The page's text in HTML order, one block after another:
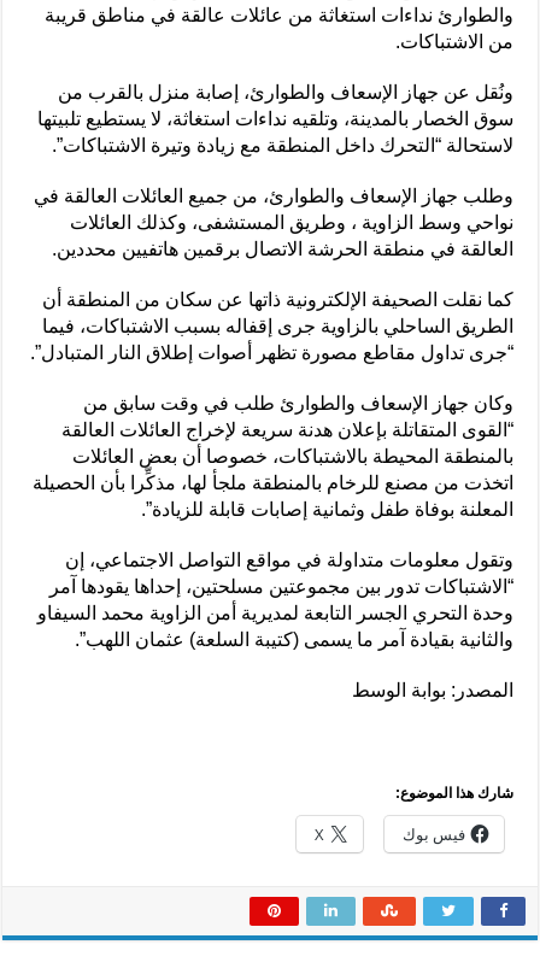
والطوارئ نداءات استغاثة من عائلات عالقة في مناطق قريبة
من الاشتباكات.
ونُقل عن جهاز الإسعاف والطوارئ، إصابة منزل بالقرب من
سوق الخصار بالمدينة، وتلقيه نداءات استغاثة، لا يستطيع تلبيتها
لاستحالة “التحرك داخل المنطقة مع زيادة وتيرة الاشتباكات”.
وطلب جهاز الإسعاف والطوارئ، من جميع العائلات العالقة في
نواحي وسط الزاوية ، وطريق المستشفى، وكذلك العائلات
العالقة في منطقة الحرشة الاتصال برقمين هاتفيين محددين.
كما نقلت الصحيفة الإلكترونية ذاتها عن سكان من المنطقة أن
الطريق الساحلي بالزاوية جرى إقفاله بسبب الاشتباكات، فيما
“جرى تداول مقاطع مصورة تظهر أصوات إطلاق النار المتبادل”.
وكان جهاز الإسعاف والطوارئ طلب في وقت سابق من
“القوى المتقاتلة بإعلان هدنة سريعة لإخراج العائلات العالقة
بالمنطقة المحيطة بالاشتباكات، خصوصا أن بعض العائلات
اتخذت من مصنع للرخام بالمنطقة ملجأ لها، مذكِّرا بأن الحصيلة
المعلنة بوفاة طفل وثمانية إصابات قابلة للزيادة”.
وتقول معلومات متداولة في مواقع التواصل الاجتماعي، إن
“الاشتباكات تدور بين مجموعتين مسلحتين، إحداها يقودها آمر
وحدة التحري الجسر التابعة لمديرية أمن الزاوية محمد السيفاو
والثانية بقيادة آمر ما يسمى (كتيبة السلعة) عثمان اللهب”.
المصدر: بوابة الوسط
شارك هذا الموضوع:
فيس بوك X